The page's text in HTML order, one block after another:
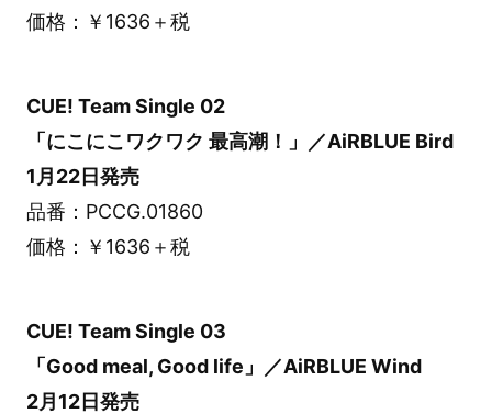
価格：￥1636＋税
CUE! Team Single 02
「にこにこワクワク 最高潮！」／AiRBLUE Bird
1月22日発売
品番：PCCG.01860
価格：￥1636＋税
CUE! Team Single 03
「Good meal, Good life」／AiRBLUE Wind
2月12日発売